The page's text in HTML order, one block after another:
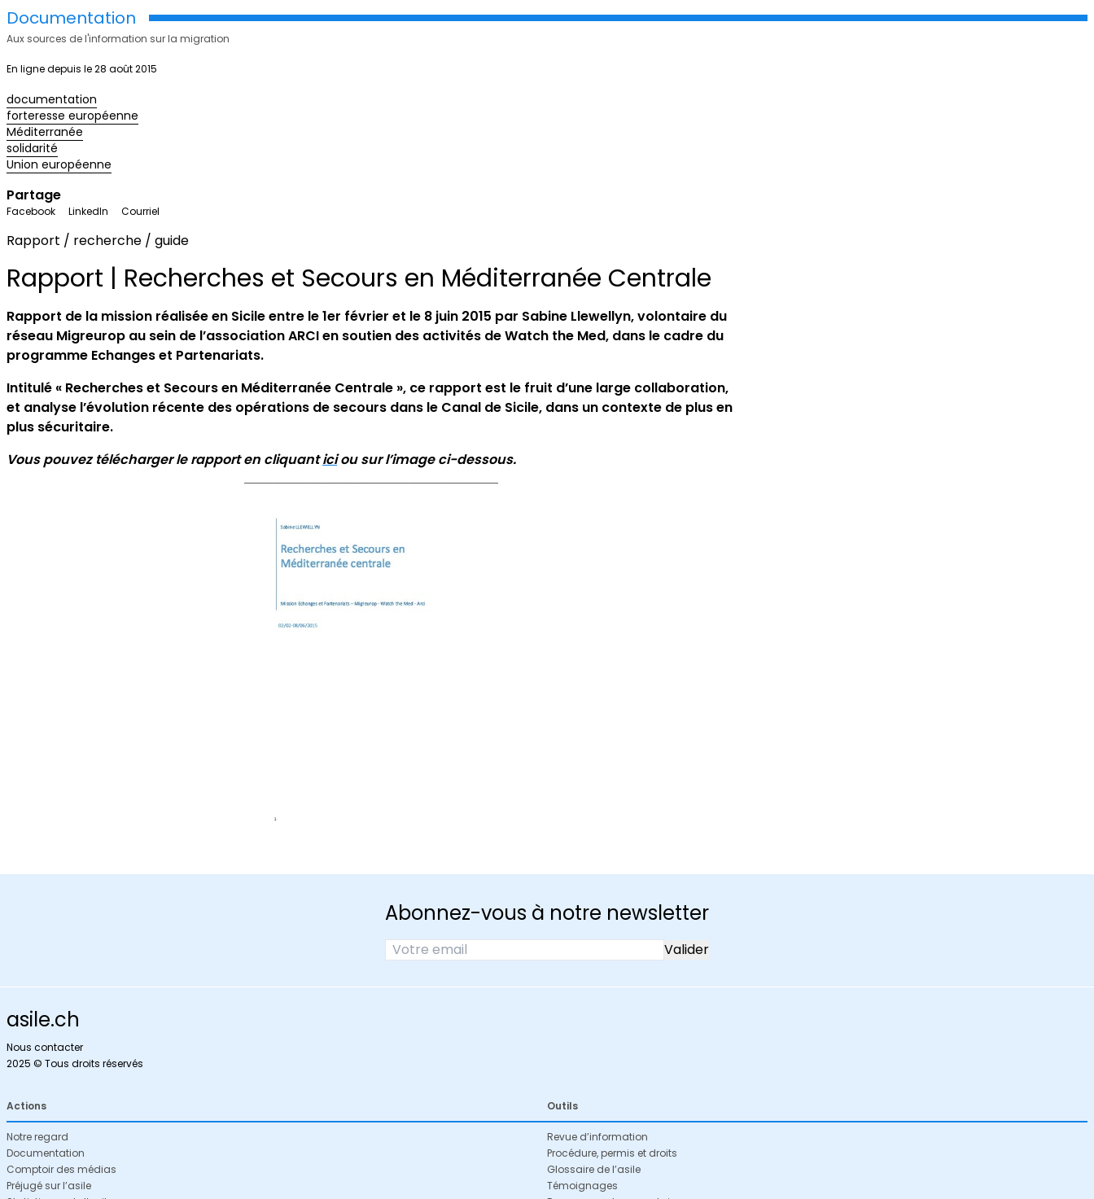
Documentation
Aux sources de l'information sur la migration
En ligne depuis le 28 août 2015
documentation
forteresse européenne
Méditerranée
solidarité
Union européenne
Partage
Facebook LinkedIn Courriel
Rapport / recherche / guide
Rapport | Recherches et Secours en Méditerranée Centrale
Rapport de la mission réalisée en Sicile entre le 1er février et le 8 juin 2015 par Sabine Llewellyn, volontaire du
réseau Migreurop au sein de l’association ARCI en soutien des activités de Watch the Med, dans le cadre du
programme Echanges et Partenariats.
Intitulé « Recherches et Secours en Méditerranée Centrale », ce rapport est le fruit d’une large collaboration,
et analyse l’évolution récente des opérations de secours dans le Canal de Sicile, dans un contexte de plus en
plus sécuritaire.
Vous pouvez télécharger le rapport en cliquanticiou sur l’image ci-dessous.
Abonnez-vous à notre newsletter
asile.ch
Nous contacter
2025 © Tous droits réservés
Actions
Notre regard
Documentation
Comptoir des médias
Préjugé sur l’asile
Outils
Revue d’information
Procédure, permis et droits
Glossaire de l’asile
Témoignages